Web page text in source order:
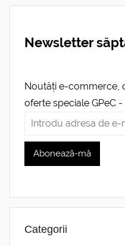
Newsletter
Noutăți e-commerce,
oferte speciale GPeC
Categorii